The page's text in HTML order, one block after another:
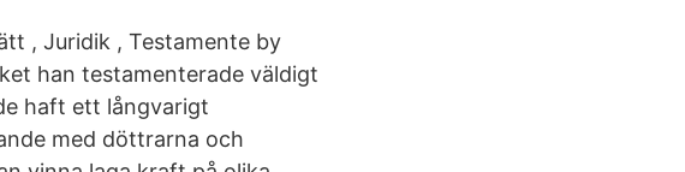
, Juridik , Testamente by
han testamenterade väldigt
haft ett långvarigt
med döttrarna och